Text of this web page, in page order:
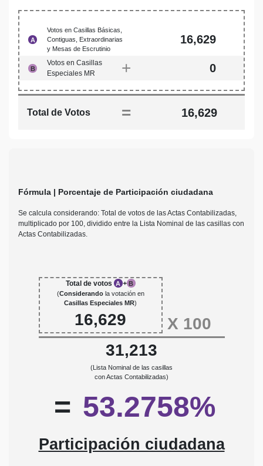
A
Votos en Casillas Básicas,
Contiguas, Extraordinarias
y Mesas de Escrutinio
16,629
B
Votos en Casillas
Especiales MR
+ 0
Total de Votos = 16,629
Fórmula | Porcentaje de Participación ciudadana
Se calcula considerando: Total de votos de las Actas Contabilizadas,
multiplicado por 100, dividido entre la Lista Nominal de las casillas con
Actas Contabilizadas.
Total de votos A + B
(Considerandola votación en
Casillas Especiales MR)
16,629 X 100
31,213
(Lista Nominal de las casillas
con Actas Contabilizadas)
= 53.2758%
Participación ciudadana